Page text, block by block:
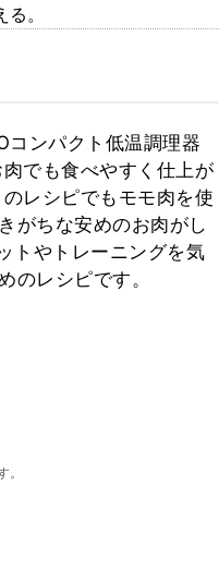
。
コンパクト低温調理器
でも食べやすく仕上が
レシピでもモモ肉を使
がちな安めのお肉がし
トやトレーニングを気
のレシピです。